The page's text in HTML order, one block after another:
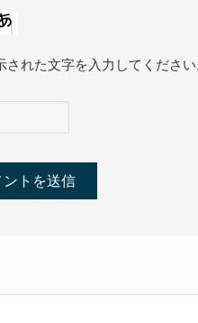
された文字を入力してください